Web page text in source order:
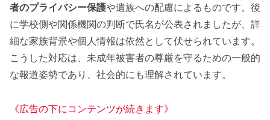
者のプライバシー保護や遺族への配慮によるものです。後
に学校側や関係機関の判断で氏名が公表されましたが、詳
細な家族背景や個人情報は依然として伏せられています。
こうした対応は、未成年被害者の尊厳を守るための一般的
な報道姿勢であり、社会的にも理解されています。
《広告の下にコンテンツが続きます》